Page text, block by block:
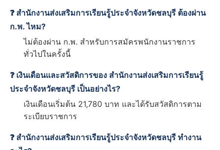
❓ สำนักงานส่งเสริมการเรียนรู้ประจำจังหวัดชลบุรี ต้องผ่าน
ก.พ. ไหม?
ไม่ต้องผ่าน ก.พ. สำหรับการสมัครพนักงานราชการ
ทั่วไปในครั้งนี้
❓ เงินเดือนและสวัสดิการของ สำนักงานส่งเสริมการเรียนรู้
ประจำจังหวัดชลบุรี เป็นอย่างไร?
เงินเดือนเริ่มต้น 21,780 บาท และได้รับสวัสดิการตาม
ระเบียบราชการ
❓ สำนักงานส่งเสริมการเรียนรู้ประจำจังหวัดชลบุรี ทำงาน